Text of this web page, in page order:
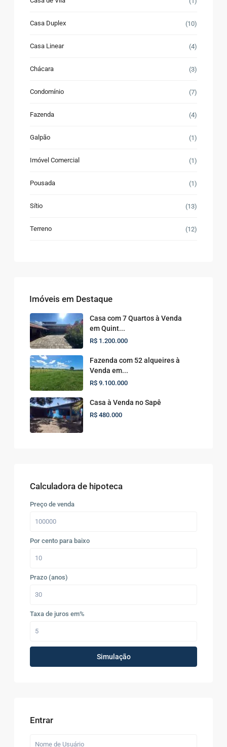
Casa Duplex (10)
Casa Linear (4)
Chácara (3)
Condomínio (7)
Fazenda (4)
Galpão (1)
Imóvel Comercial (1)
Pousada (1)
Sítio (13)
Terreno (12)
Imóveis em Destaque
Casa com 7 Quartos à Venda
em Quint...
R$ 1.200.000
Fazenda com 52 alqueires à
Venda em...
R$ 9.100.000
Casa à Venda no Sapê
R$ 480.000
Calculadora de hipoteca
Preço de venda
Por cento para baixo
Prazo (anos)
Taxa de juros em%
Simulação
Entrar